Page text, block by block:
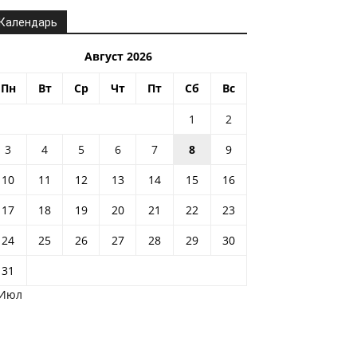
Август 2026
Пн Вт Ср Чт Пт Сб Вс
1
2
3
4 5 6 7 8
9
10
11 12 13 14 15
16
17
18 19 20 21 22
23
24
25 26 27 28 29
30
31